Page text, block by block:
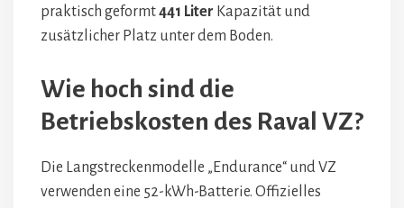
praktisch geformt441 Liter Kapazität und
zusätzlicher Platz unter dem Boden.
Wie hoch sind die
Betriebskosten des Raval VZ?
Die Langstreckenmodelle „Endurance“ und VZ
verwenden eine 52-kWh-Batterie. Offizielles